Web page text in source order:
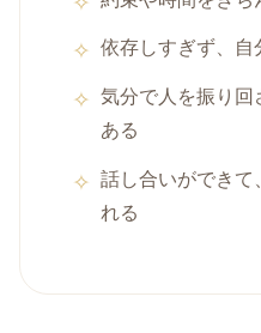
依存しすぎず、自
気分で人を振り回
ある
話し合いができて
れる